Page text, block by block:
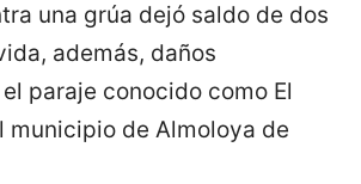
una grúa dejó saldo de dos
además, daños
paraje conocido como El
municipio de Almoloya de